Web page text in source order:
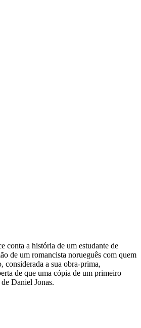
conta a história de um estudante de
de um romancista norueguês com quem
considerada a sua obra-prima,
de que uma cópia de um primeiro
Daniel Jonas.